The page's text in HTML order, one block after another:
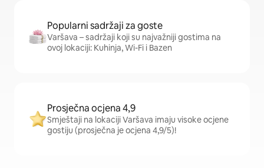
Popularni sadržaji za goste
Varšava – sadržaji koji su najvažniji gostima na
ovoj lokaciji: Kuhinja, Wi-Fi i Bazen
Prosječna ocjena 4,9
Smještaji na lokaciji Varšava imaju visoke ocjene
gostiju (prosječna je ocjena 4,9/5)!